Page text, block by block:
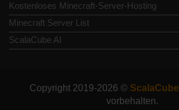
Kostenloses Minecraft-Server-Hosting
Minecraft Server List
ScalaCube AI
Copyright 2019-2026 © ScalaCube
vorbehalten.